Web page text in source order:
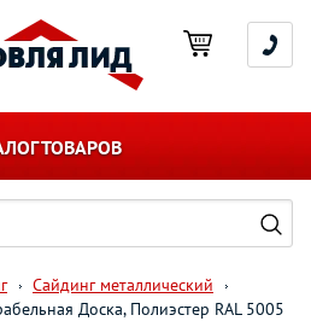
ТОВАРОВ
Сайдинг металлический
Доска, Полиэстер RAL 5005